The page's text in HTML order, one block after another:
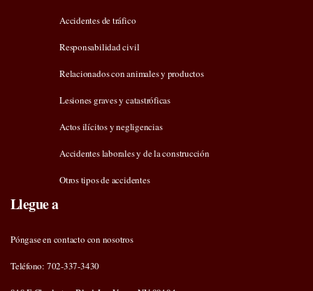
Accidentes de tráfico
Responsabilidad civil
Relacionados con animales y productos
Lesiones graves y catastróficas
Actos ilícitos y negligencias
Accidentes laborales y de la construcción
Otros tipos de accidentes
Llegue a
Póngase en contacto con nosotros
Teléfono: 702-337-3430